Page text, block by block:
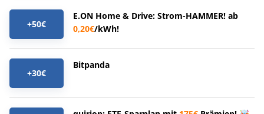
+50€
E.ON Home & Drive: Strom-HAMMER! ab
0,20€/kWh!
+30€
Bitpanda